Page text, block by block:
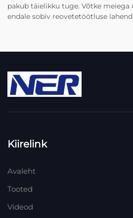
pakub täielikku tuge. Võtke meiega
endale sobiv reovetetöötluse
Kiirelink
Avaleht
Tooted
Videod